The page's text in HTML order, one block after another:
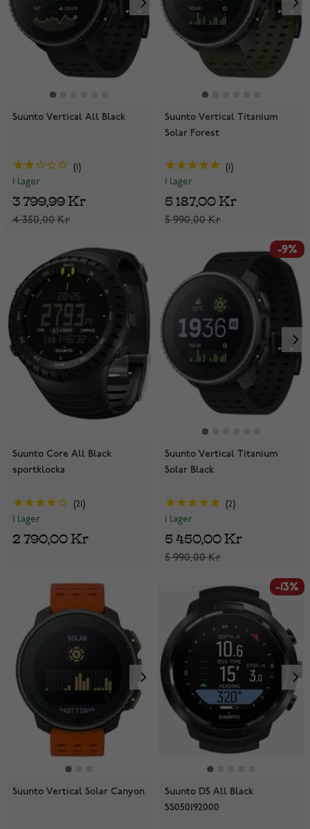
Suunto Vertical All Black
I lager
4 350,00 Kr
3 799,99 Kr
Suunto Vertical Titanium
Solar Forest
I lager
5 990,00 Kr
5 187,00 Kr
Suunto Core All Black
sportklocka
21
I lager
2 790,00 Kr
-9%
Suunto Vertical Titanium
Solar Black
2
I lager
5 990,00 Kr
5 450,00 Kr
Suunto Vertical Solar Canyon
-13%
Suunto D5 All Black
SS050192000